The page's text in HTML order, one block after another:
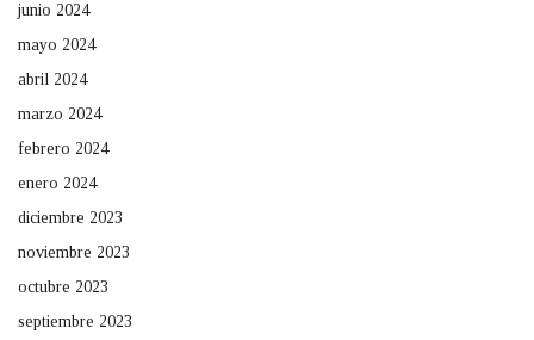
junio 2024
mayo 2024
abril 2024
marzo 2024
febrero 2024
enero 2024
diciembre 2023
noviembre 2023
octubre 2023
septiembre 2023